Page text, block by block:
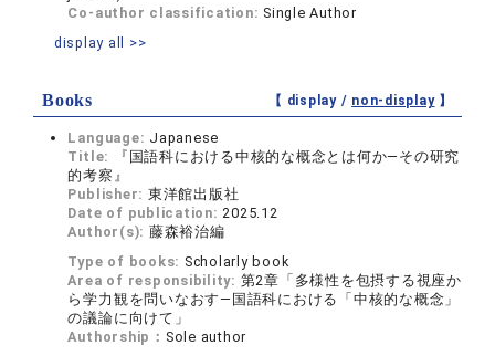
Co-author classification: Single Author
display all >>
Books 【 display / non-display】
Language: Japanese
Title:
『国語科における中核的な概念とは何か―その研究
的考察』
Publisher: 東洋館出版社
Date of publication:2025.12
Author(s): 藤森裕治編
Type of books: Scholarly book
Area of responsibility: 第2章「多様性を包摂する視座か
ら学力観を問いなおす―国語科における「中核的な概念」
の議論に向けて」
Authorship： Sole author